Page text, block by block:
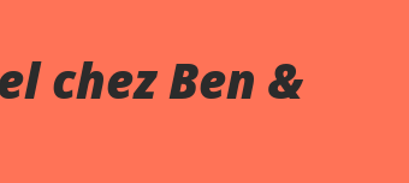
chez Ben &